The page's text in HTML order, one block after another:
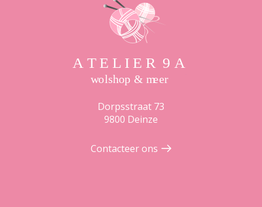
Dorpsstraat 73
9800 Deinze
Contacteer ons